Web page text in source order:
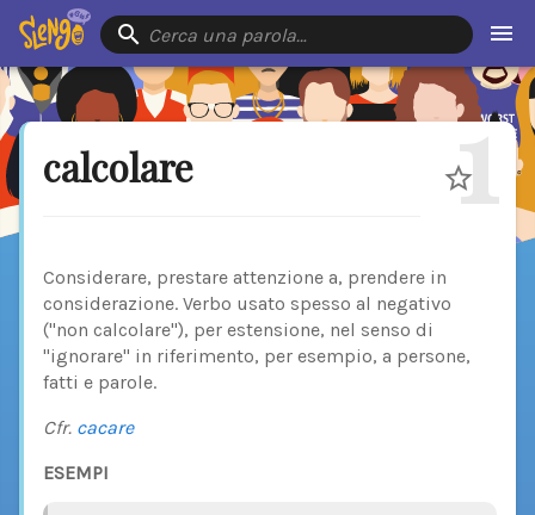
Cerca una parola…
calcolare 1
Considerare, prestare attenzione a, prendere in
considerazione. Verbo usato spesso al negativo
("non calcolare"), per estensione, nel senso di
"ignorare" in riferimento, per esempio, a persone,
fatti e parole.
Cfr. cacare
ESEMPI